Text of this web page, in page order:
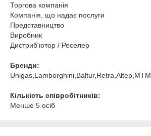
Торгова компанія
Компанія, що надає послуги
Представництво
Виробник
Дистриб'ютор / Реселер
Бренди:
Unigas,Lamborghini,Baltur,Retra,Altep,МТМ
Кількість співробітників:
Менше 5 осіб